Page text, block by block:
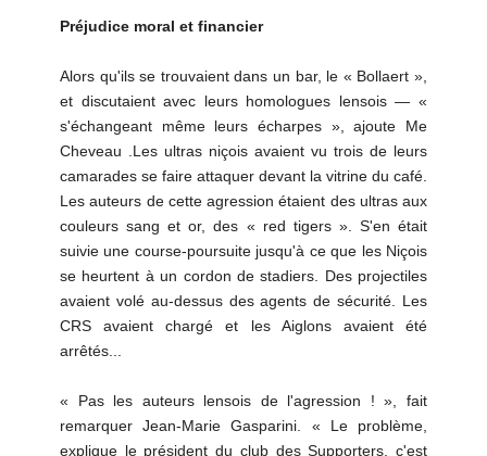
Préjudice moral et financier
Alors qu'ils se trouvaient dans un bar, le « Bollaert »,
et discutaient avec leurs homologues lensois — «
s'échangeant même leurs écharpes », ajoute Me
Cheveau .Les ultras niçois avaient vu trois de leurs
camarades se faire attaquer devant la vitrine du café.
Les auteurs de cette agression étaient des ultras aux
couleurs sang et or, des « red tigers ». S'en était
suivie une course-poursuite jusqu'à ce que les Niçois
se heurtent à un cordon de stadiers. Des projectiles
avaient volé au-dessus des agents de sécurité. Les
CRS avaient chargé et les Aiglons avaient été
arrêtés...
« Pas les auteurs lensois de l'agression ! », fait
remarquer Jean-Marie Gasparini. « Le problème,
explique le président du club des Supporters, c'est